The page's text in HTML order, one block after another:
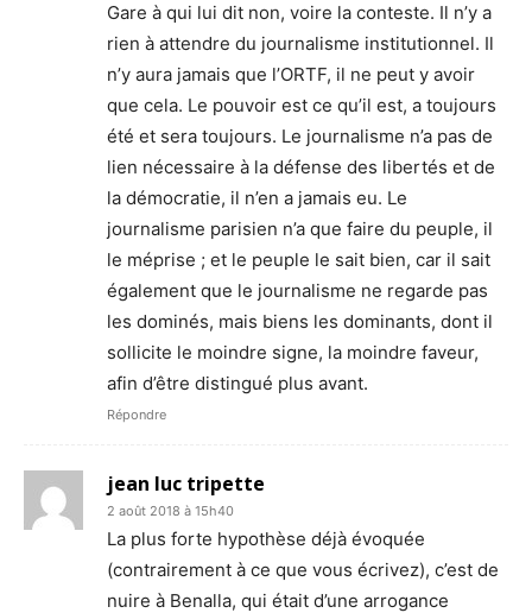
Gare à qui lui dit non, voire la conteste. Il n’y a
rien à attendre du journalisme institutionnel. Il
n’y aura jamais que l’ORTF, il ne peut y avoir
que cela. Le pouvoir est ce qu’il est, a toujours
été et sera toujours. Le journalisme n’a pas de
lien nécessaire à la défense des libertés et de
la démocratie, il n’en a jamais eu. Le
journalisme parisien n’a que faire du peuple, il
le méprise ; et le peuple le sait bien, car il sait
également que le journalisme ne regarde pas
les dominés, mais biens les dominants, dont il
sollicite le moindre signe, la moindre faveur,
afin d’être distingué plus avant.
Répondre
jean luc tripette
2 août 2018 à 15h40
La plus forte hypothèse déjà évoquée
(contrairement à ce que vous écrivez), c’est de
nuire à Benalla, qui était d’une arrogance